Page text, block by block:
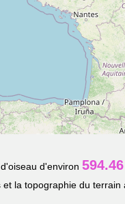
d'environ
la topographie du terrain